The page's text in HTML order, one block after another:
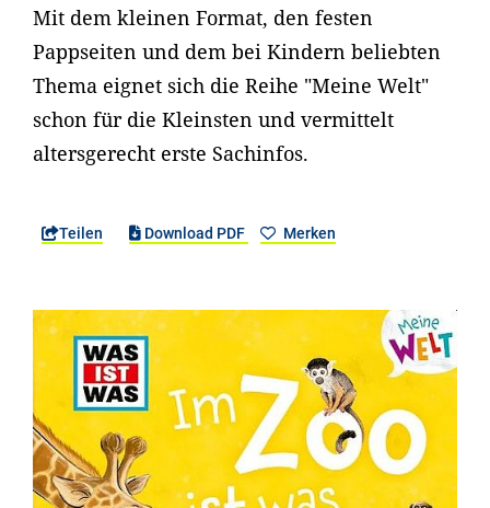
Mit dem kleinen Format, den festen
Pappseiten und dem bei Kindern beliebten
Thema eignet sich die Reihe "Meine Welt"
schon für die Kleinsten und vermittelt
altersgerecht erste Sachinfos.
Teilen Download PDF Merken